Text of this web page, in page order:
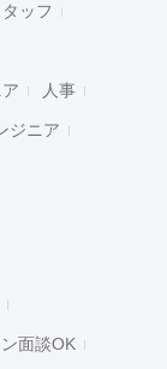
ッフ
人事
ジニア
面談OK